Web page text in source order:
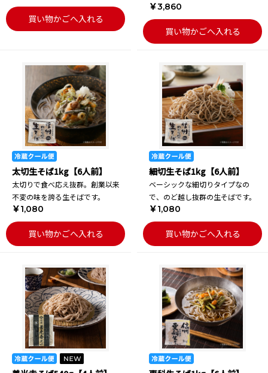
買い物かごへ入れる
￥3,860
買い物かごへ入れる
太切生そば1kg【6人前】
太切りで食べ応え抜群。創業以来
不変の味を誇る生そばです。
￥1,080
買い物かごへ入れる
細切生そば1kg【6人前】
ベーシックな細切りタイプなの
で、のど越し抜群の生そばです。
￥1,080
買い物かごへ入れる